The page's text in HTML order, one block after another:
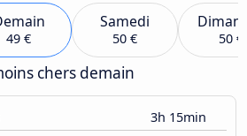
49 €
Samedi
50 € 50 €
chers demain
3h 15min